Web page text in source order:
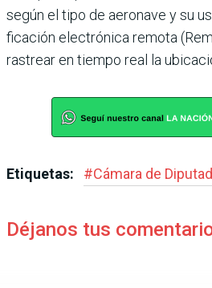
según el tipo de aeronave y su
ficación electrónica remota
rastrear en tiempo real la
Etiquetas: #Cámara de
Déjanos tus